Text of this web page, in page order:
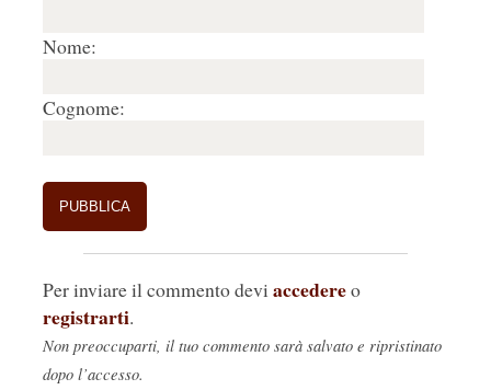
Nome:
Cognome:
Per inviare il commento devi accedereo
registrarti.
Non preoccuparti, il tuo commento sarà salvato e ripristinato
dopo l’accesso.